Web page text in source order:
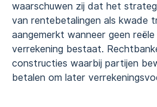
waarschuwen zij dat het
van rentebetalingen als kwade
aangemerkt wanneer geen
verrekening bestaat.
constructies waarbij partijen
betalen om later